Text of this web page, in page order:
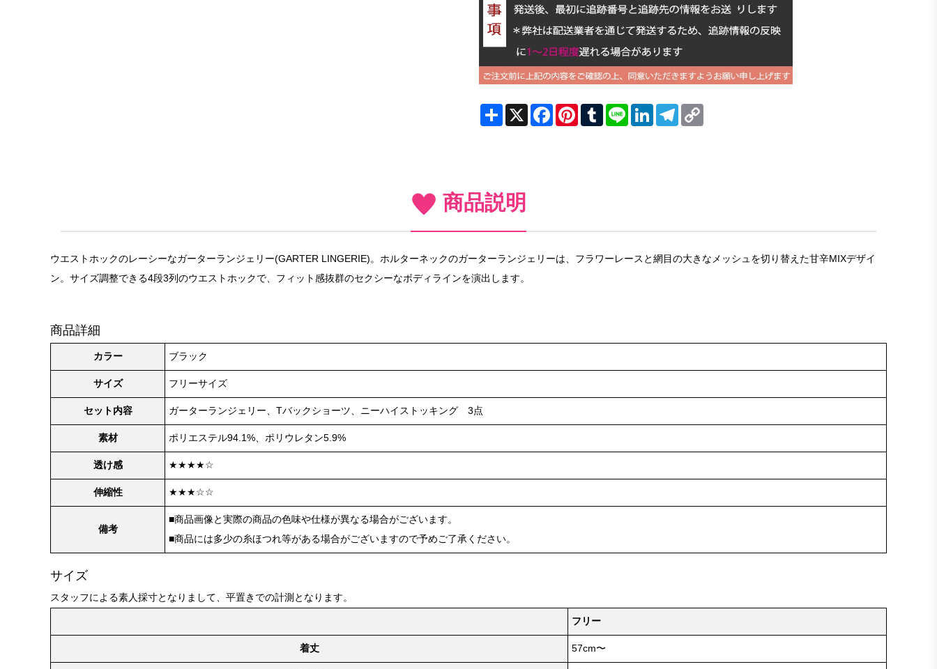
ShareX FacebookPinterestTumblrLine LinkedInTelegram
商品説明
ウエストホックのレーシーなガーターランジェリー(GARTER LINGERIE)。ホルターネックのガーターランジェリーは、フラワーレースと網目の大きなメッシュを切り替えた甘辛MIXデザイ
ン。サイズ調整できる4段3列のウエストホックで、フィット感抜群のセクシーなボディラインを演出します。
商品詳細
カラー ブラック
サイズ フリーサイズ
セット内容 ガーターランジェリー、Tバックショーツ、ニーハイストッキング 3点
素材 ポリエステル94.1%、ポリウレタン5.9%
透け感 ★★★★☆
伸縮性 ★★★☆☆
備考
■商品画像と実際の商品の色味や仕様が異なる場合がございます。
■商品には多少の糸ほつれ等がある場合がございますので予めご了承ください。
サイズ
スタッフによる素人採寸となりまして、平置きでの計測となります。
フリー
着丈 57cm〜